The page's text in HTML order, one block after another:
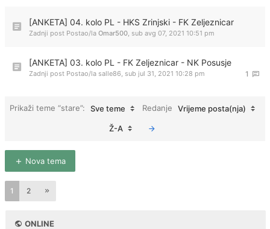
[ANKETA] 04. kolo PL - HKS Zrinjski - FK Zeljeznicar
Zadnji post Postao/la Omar500, sub avg 07, 2021 10:51 pm
[ANKETA] 03. kolo PL - FK Zeljeznicar - NK Posusje
1
Zadnji post Postao/la salle86, sub jul 31, 2021 10:28 pm
Prikaži teme “stare”: Sve teme Redanje Vrijeme posta(nja)
Ž-A
Nova tema
1 2
ONLINE